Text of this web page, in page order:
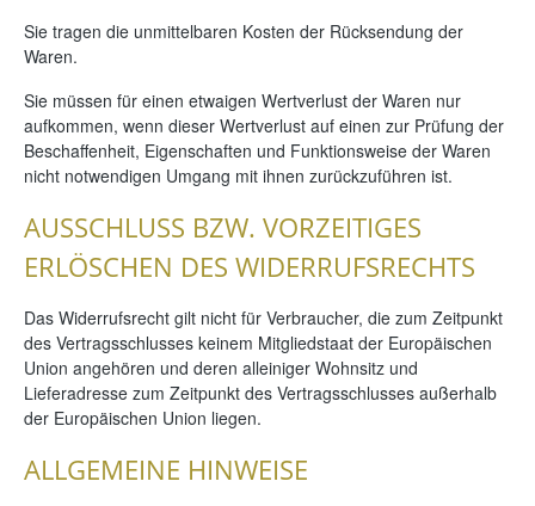
Sie tragen die unmittelbaren Kosten der Rücksendung der
Waren.
Sie müssen für einen etwaigen Wertverlust der Waren nur
aufkommen, wenn dieser Wertverlust auf einen zur Prüfung der
Beschaffenheit, Eigenschaften und Funktionsweise der Waren
nicht notwendigen Umgang mit ihnen zurückzuführen ist.
AUSSCHLUSS BZW. VORZEITIGES
ERLÖSCHEN DES WIDERRUFSRECHTS
Das Widerrufsrecht gilt nicht für Verbraucher, die zum Zeitpunkt
des Vertragsschlusses keinem Mitgliedstaat der Europäischen
Union angehören und deren alleiniger Wohnsitz und
Lieferadresse zum Zeitpunkt des Vertragsschlusses außerhalb
der Europäischen Union liegen.
ALLGEMEINE HINWEISE